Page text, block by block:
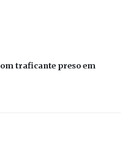
traficante preso em